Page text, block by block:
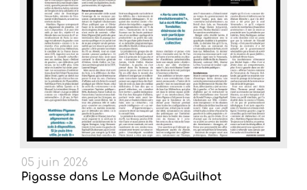
05 juin 2026
Pigasse dans Le Monde ©AGuilhot